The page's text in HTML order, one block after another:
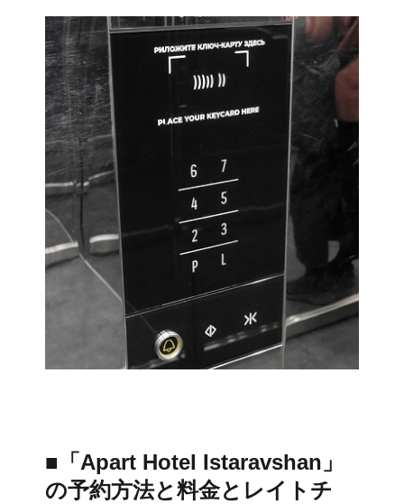
■「Apart Hotel Istaravshan」
の予約方法と料金とレイトチ